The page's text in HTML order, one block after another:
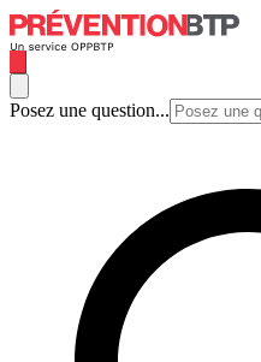
Posez une question...